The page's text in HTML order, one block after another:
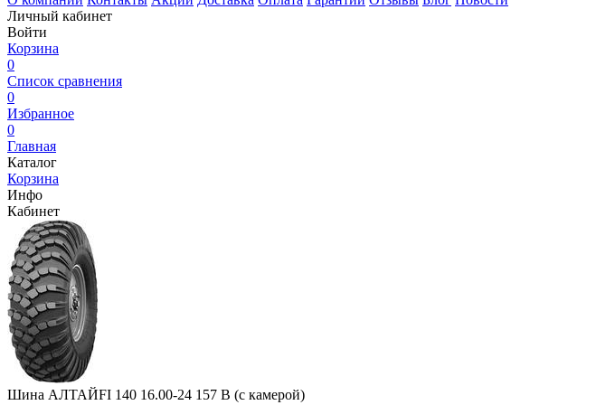
Личный кабинет
Войти
Корзина
0
Список сравнения
0
Избранное
0
Главная
Каталог
Корзина
Инфо
Кабинет
Шина АЛТАЙFI 140 16.00-24 157 B (с камерой)